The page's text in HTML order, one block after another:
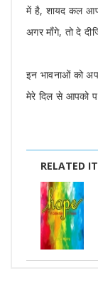
में है, शायद कल आप
अगर माँगे, तो दे
इन भावनाओं को
मेरे दिल से आपको
RELATED